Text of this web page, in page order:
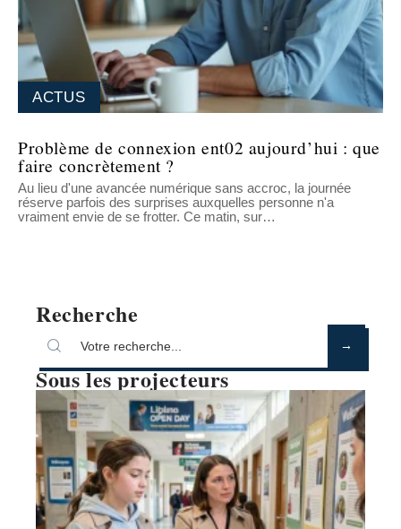
ACTUS
Problème de connexion ent02 aujourd’hui : que
faire concrètement ?
Au lieu d'une avancée numérique sans accroc, la journée
réserve parfois des surprises auxquelles personne n'a
vraiment envie de se frotter. Ce matin, sur…
Recherche
Sous les projecteurs